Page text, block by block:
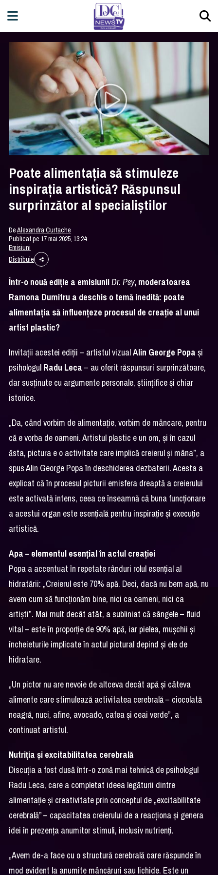
Poate alimentația să stimuleze
inspirația artistică? Răspunsul
surprinzător al specialiștilor
DeAlexandra Curtache
Publicat pe 17 mai 2025, 13:24
Emisiuni
Distribuie
Într-o nouă ediție a emisiuniiDr. Psy, moderatoarea
Ramona Dumitru a deschis o temă inedită: poate
alimentația să influențeze procesul de creație al unui
artist plastic?
Invitații acestei ediții – artistul vizualAlin George Popa și
psihologul Radu Leca – au oferit răspunsuri surprinzătoare,
dar susținute cu argumente personale, științifice și chiar
istorice.
„Da, când vorbim de alimentație, vorbim de mâncare, pentru
că e vorba de oameni. Artistul plastic e un om, și în cazul
ăsta, pictura e o activitate care implică creierul și mâna”, a
spus Alin George Popa în deschiderea dezbaterii. Acesta a
explicat că în procesul picturii emisfera dreaptă a creierului
este activată intens, ceea ce înseamnă că buna funcționare
a acestui organ este esențială pentru inspirație și execuție
artistică.
Apa – elementul esențial în actul creației
Popa a accentuat în repetate rânduri rolul esențial al
hidratării: „Creierul este 70% apă. Deci, dacă nu bem apă, nu
avem cum să funcționăm bine, nici ca oameni, nici ca
artiști”. Mai mult decât atât, a subliniat că sângele – fluid
vital – este în proporție de 90% apă, iar pielea, mușchii și
încheieturile implicate în actul pictural depind și ele de
hidratare.
„Un pictor nu are nevoie de altceva decât apă și câteva
alimente care stimulează activitatea cerebrală – ciocolată
neagră, nuci, afine, avocado, cafea și ceai verde”, a
continuat artistul.
Nutriția și excitabilitatea cerebrală
Discuția a fost dusă într-o zonă mai tehnică de psihologul
Radu Leca, care a completat ideea legăturii dintre
alimentație și creativitate prin conceptul de „excitabilitate
cerebrală” – capacitatea creierului de a reacționa și genera
idei în prezența anumitor stimuli, inclusiv nutrienți.
„Avem de-a face cu o structură cerebrală care răspunde în
mod evident la anumite mâncăruri sau lichide. Este un